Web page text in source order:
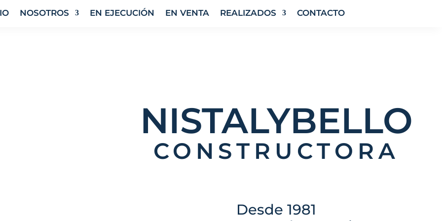
NOSOTROS EN EJECUCIÓN EN VENTA REALIZADOS CONTACTO
NISTALYBELLO
CONSTRUCTORA
Desde 1981